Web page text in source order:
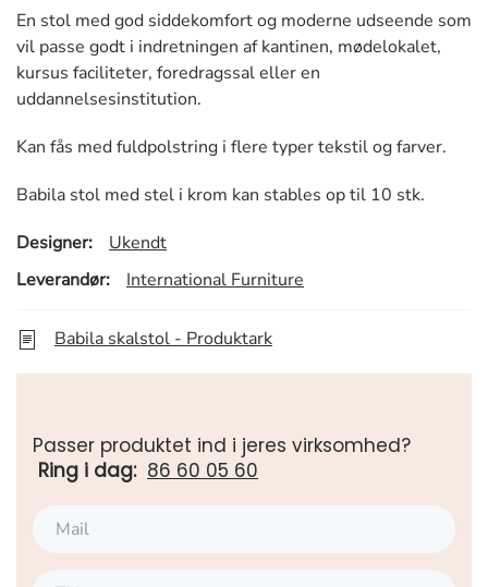
En stol med god siddekomfort og moderne udseende som
vil passe godt i indretningen af kantinen, mødelokalet,
kursus faciliteter, foredragssal eller en
uddannelsesinstitution.
Kan fås med fuldpolstring i flere typer tekstil og farver.
Babila stol med stel i krom kan stables op til 10 stk.
Designer:
Ukendt
Leverandør:
International Furniture
Babila skalstol - Produktark
Passer produktet ind i jeres virksomhed?
Ring i dag: 86 60 05 60